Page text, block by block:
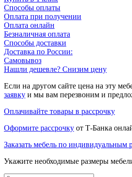
Способы оплаты
Оплата при получении
Оплата онлайн
Безналичная оплата
Способы доставки
Доставка по России:
Самовывоз
Нашли дешевле? Снизим цену
Если на другом сайте цена на эту
заявку и мы вам перезвоним и
Оплачивайте товары в рассрочку
Оформите рассрочку от Т-Банка
Заказать мебель по индивидуальным
Укажите необходимые размеры